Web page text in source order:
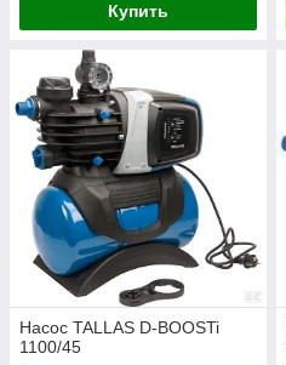
Купить
Насос TALLAS D-BOOSTi
1100/45